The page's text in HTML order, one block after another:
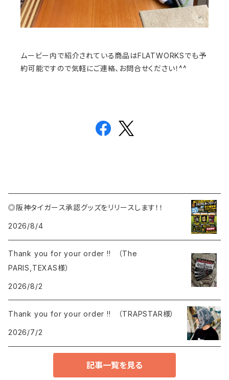
ムービー内で紹介されている商品はFLATWORKSでも予
約可能ですので気軽にご連絡、お問合せください！^^
◎阪神タイガース承認グッズをリリースします！！
2026/8/4
Thank you for your order !! （The
PARIS,TEXAS様）
2026/8/2
Thank you for your order !! （TRAPSTAR様）
2026/7/2
記事一覧を見る